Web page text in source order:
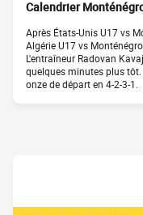
Calendrier
Après États-Unis U17 vs
Algérie U17 vs
L'entraîneur Radovan
quelques minutes plus
onze de départ en 4-2-3-1.